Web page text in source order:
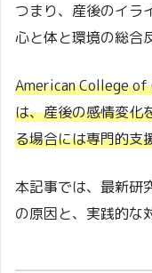
つまり、産後のイラ
心と体と環境の総合
American College
は、産後の感情変化
る場合には専門的支
本記事では、最新研
の原因と、実践的な